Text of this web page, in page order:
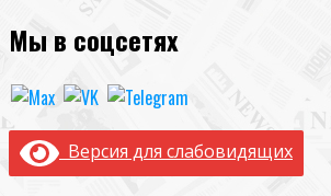
Мы в соцсетях
Версия для слабовидящих